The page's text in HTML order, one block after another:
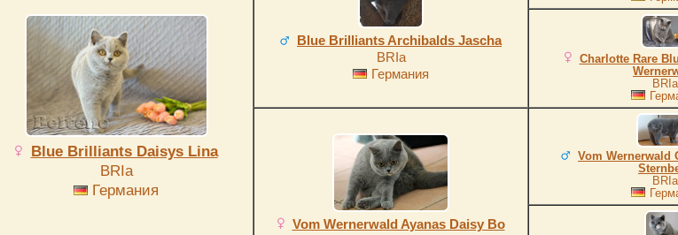
Blue Brilliants Daisys Lina
BRIa
Германия
Blue Brilliants Archibalds Jascha
BRIa
Германия
Charlotte Rare
BRIa
Vom Wernerwald Ayanas Daisy Bo
Vom Wernerwald
BRIa